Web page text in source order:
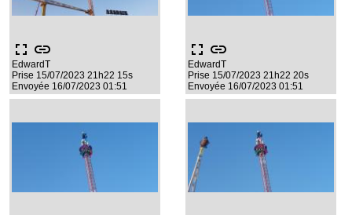
fullscreen link
EdwardT
Prise 15/07/2023 21h22 15s
Envoyée 16/07/2023 01:51
fullscreen link
EdwardT
Prise 15/07/2023 21h22 20s
Envoyée 16/07/2023 01:51